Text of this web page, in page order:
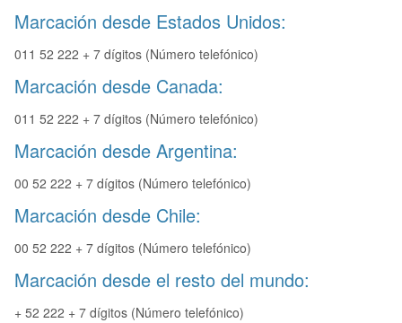
Marcación desde Estados Unidos:
011 52 222 + 7 dígitos (Número telefónico)
Marcación desde Canada:
011 52 222 + 7 dígitos (Número telefónico)
Marcación desde Argentina:
00 52 222 + 7 dígitos (Número telefónico)
Marcación desde Chile:
00 52 222 + 7 dígitos (Número telefónico)
Marcación desde el resto del mundo:
+ 52 222 + 7 dígitos (Número telefónico)